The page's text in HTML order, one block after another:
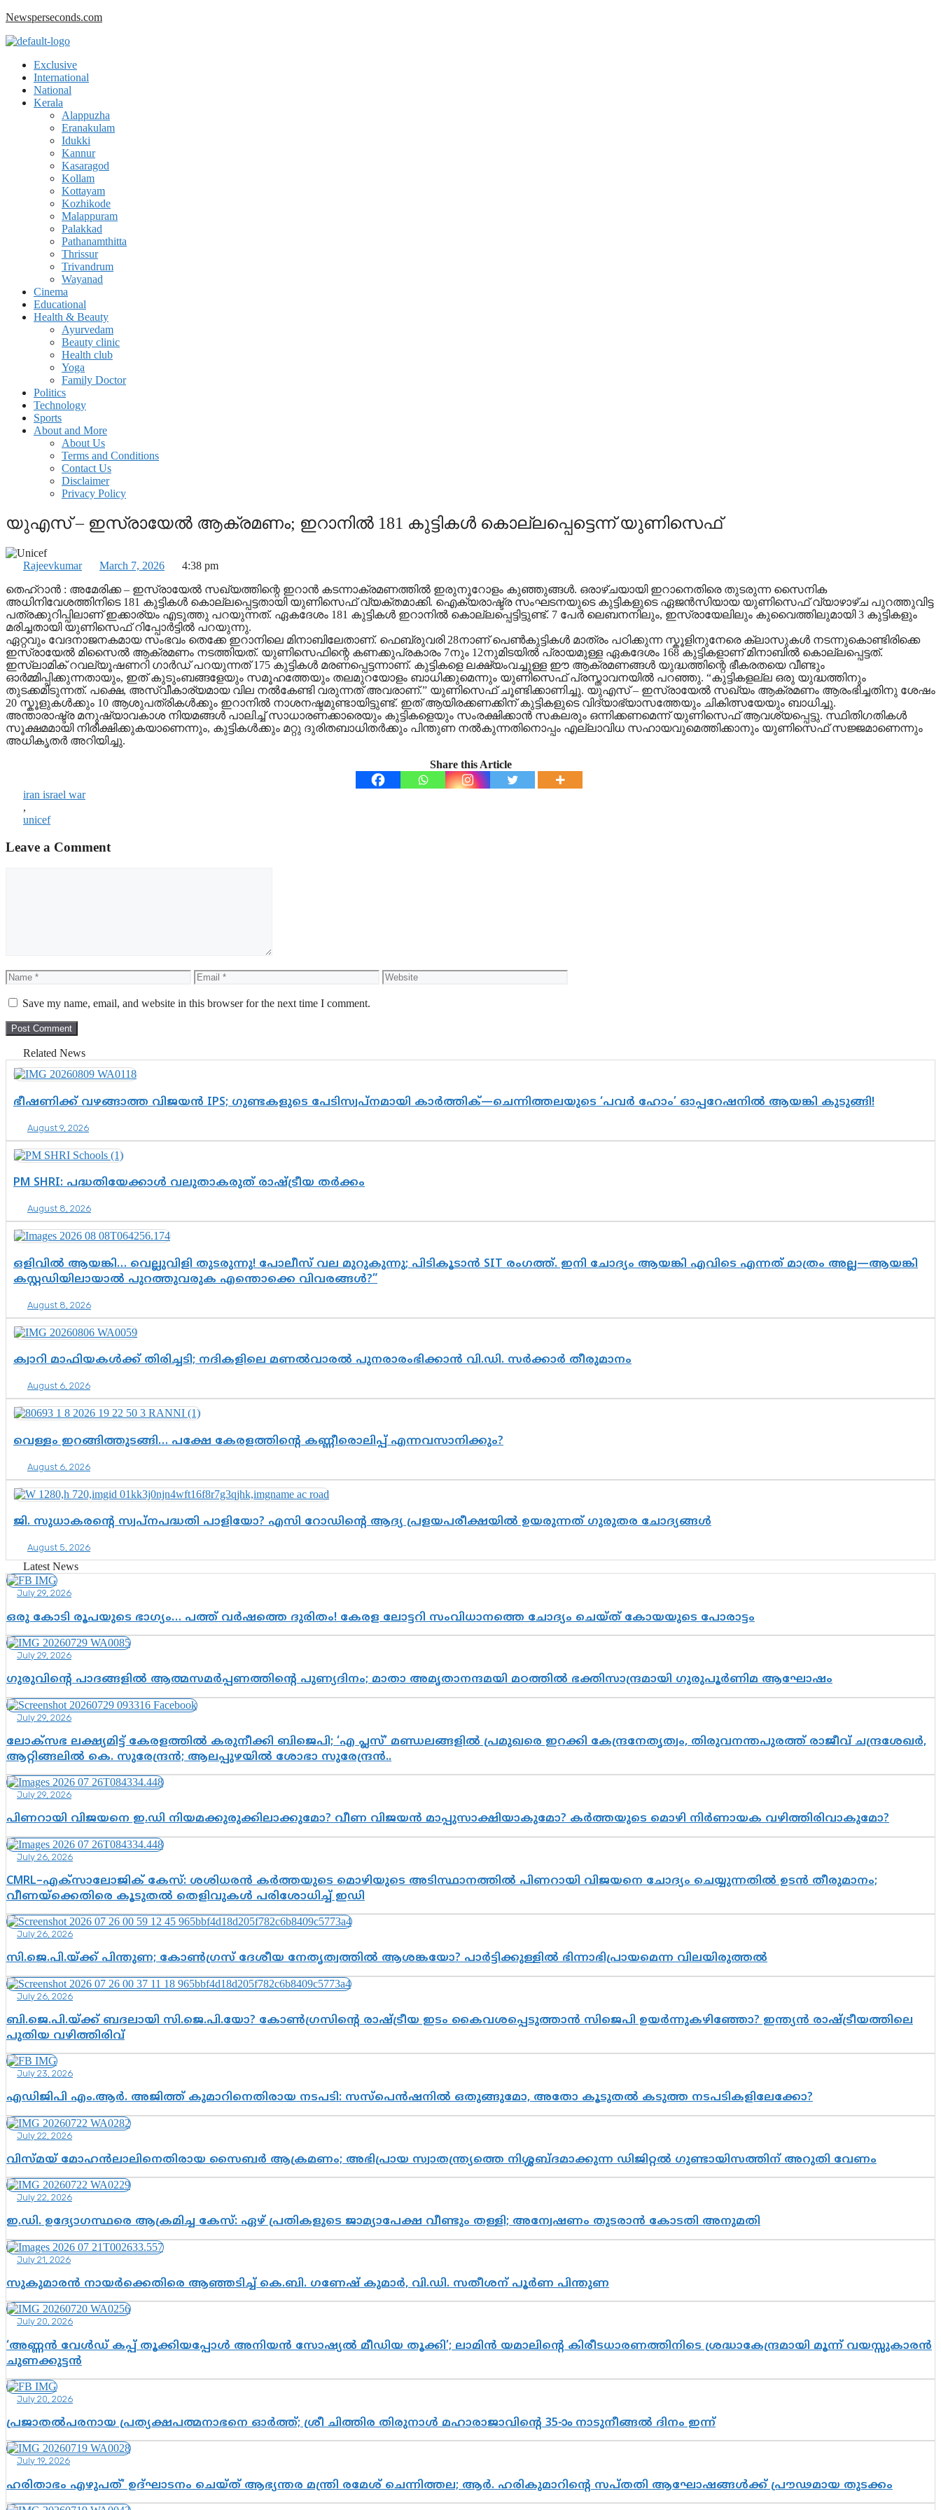
Skip
content
Newsperseconds.com
Menu
Exclusive
International
National
Kerala
Alappuzha
Eranakulam
Idukki
Kannur
Kasaragod
Kollam
Kottayam
Kozhikode
Malappuram
Palakkad
Pathanamthitta
Thrissur
Trivandrum
Wayanad
Cinema
Educational
Health & Beauty
Ayurvedam
Beauty clinic
Health club
Yoga
Family Doctor
Politics
Technology
Sports
About and More
About Us
Terms and Conditions
Contact Us
Disclaimer
Privacy Policy
യുഎസ് – ഇസ്രായേൽ ആക്രമണം; ഇറാനിൽ 181 കുട്ടികൾ കൊല്ലപ്പെട്ടെന്ന് യുണിസെഫ്
Rajeevkumar March 7, 2026
4:38 pm
തെഹ്റാൻ : അമേരിക്ക – ഇസ്രായേൽ സഖ്യത്തിന്റെ ഇറാൻ കടന്നാക്രമണത്തിൽ ഇരുനൂറോളം കുഞ്ഞുങ്ങൾ. ഒരാഴ്ചയായി ഇറാനെതിരെ തുടരുന്ന സൈനിക
അധിനിവേശത്തിനിടെ 181 കുട്ടികൾ കൊല്ലപ്പെട്ടതായി യുണിസെഫ് വ്യക്തമാക്കി. ഐക്യരാഷ്ട്ര സംഘടനയുടെ കുട്ടികളുടെ ഏജൻസിയായ യുണിസെഫ് വ്യാഴാഴ്ച പുറത്തുവിട്ട
പത്രക്കുറിപ്പിലാണ് ഇക്കാര്യം എടുത്തു പറയുന്നത്. ഏകദേശം 181 കുട്ടികൾ ഇറാനിൽ കൊല്ലപ്പെട്ടിട്ടുണ്ട്. 7 പേർ ലെബനനിലും, ഇസ്രായേലിലും കുവൈത്തിലുമായി 3 കുട്ടികളും
മരിച്ചതായി യുണിസെഫ് റിപ്പോർട്ടിൽ പറയുന്നു.
ഏറ്റവും വേദനാജനകമായ സംഭവം തെക്കേ ഇറാനിലെ മിനാബിലേതാണ്. ഫെബ്രുവരി 28നാണ് പെൺകുട്ടികൾ മാത്രം പഠിക്കുന്ന സ്കൂളിനുനേരെ ക്ലാസുകൾ നടന്നുകൊണ്ടിരിക്കെ
ഇസ്രായേൽ മിസൈൽ ആക്രമണം നടത്തിയത്. യുണിസെഫിന്റെ കണക്കുപ്രകാരം 7നും 12നുമിടയിൽ പ്രായമുള്ള ഏകദേശം 168 കുട്ടികളാണ് മിനാബിൽ കൊല്ലപ്പെട്ടത്.
ഇസ്ലാമിക് റവല്യൂഷണറി ഗാർഡ് പറയുന്നത് 175 കുട്ടികൾ മരണപ്പെട്ടന്നാണ്. കുട്ടികളെ ലക്ഷ്യംവച്ചുള്ള ഈ ആക്രമണങ്ങൾ യുദ്ധത്തിന്റെ ഭീകരതയെ വീണ്ടും
ഓർമ്മിപ്പിക്കുന്നതായും, ഇത് കുടുംബങ്ങളേയും സമൂഹത്തേയും തലമുറയോളം ബാധിക്കുമെന്നും യുണിസെഫ് പ്രസ്താവനയിൽ പറഞ്ഞു. “കുട്ടികളല്ല ഒരു യുദ്ധത്തിനും
തുടക്കമിടുന്നത്. പക്ഷെ, അസ്വീകാര്യമായ വില നൽകേണ്ടി വരുന്നത് അവരാണ്.” യുണിസെഫ് ചൂണ്ടിക്കാണിച്ചു. യുഎസ് – ഇസ്രായേൽ സഖ്യം ആക്രമണം ആരംഭിച്ചതിനു ശേഷം
20 സ്കൂളുകൾക്കും 10 ആശുപത്രികൾക്കും ഇറാനിൽ നാശനഷ്ടമുണ്ടായിട്ടുണ്ട്. ഇത് ആയിരക്കണക്കിന് കുട്ടികളുടെ വിദ്യാഭ്യാസത്തേയും ചികിത്സയേയും ബാധിച്ചു.
അന്താരാഷ്ട്ര മനുഷ്യാവകാശ നിയമങ്ങൾ പാലിച്ച് സാധാരണക്കാരെയും കുട്ടികളെയും സംരക്ഷിക്കാൻ സകലരും ഒന്നിക്കണമെന്ന് യുണിസെഫ് ആവശ്യപ്പെട്ടു. സ്ഥിതിഗതികൾ
സൂക്ഷമമായി നിരീക്ഷിക്കുകയാണെന്നും, കുട്ടികൾക്കും മറ്റു ദുരിതബാധിതർക്കും പിന്തുണ നൽകുന്നതിനൊപ്പം എല്ലാവിധ സഹായവുമെത്തിക്കാനും യുണിസെഫ് സജ്ജമാണെന്നും
അധികൃതർ അറിയിച്ചു.
Share this Article
iran israel war
,
unicef
Leave a Comment
Name Email Website
Save my name, email, and website in this browser for the next time I comment.
Related News
ഭീഷണിക്ക് വഴങ്ങാത്ത വിജയൻ IPS; ഗുണ്ടകളുടെ പേടിസ്വപ്നമായി കാർത്തിക്—ചെന്നിത്തലയുടെ ‘പവർ ഹോം’ ഓപ്പറേഷനിൽ ആയങ്കി കുടുങ്ങി!
August 9, 2026
PM SHRI: പദ്ധതിയേക്കാൾ വലുതാകരുത് രാഷ്ട്രീയ തർക്കം
August 8, 2026
ഒളിവിൽ ആയങ്കി… വെല്ലുവിളി തുടരുന്നു! പോലീസ് വല മുറുകുന്നു; പിടികൂടാൻ SIT രംഗത്ത്. ഇനി ചോദ്യം ആയങ്കി എവിടെ എന്നത് മാത്രം അല്ല—ആയങ്കി
കസ്റ്റഡിയിലായാൽ പുറത്തുവരുക എന്തൊക്കെ വിവരങ്ങൾ?”
August 8, 2026
ക്വാറി മാഫിയകൾക്ക് തിരിച്ചടി; നദികളിലെ മണൽവാരൽ പുനരാരംഭിക്കാൻ വി.ഡി. സർക്കാർ തീരുമാനം
August 6, 2026
വെള്ളം ഇറങ്ങിത്തുടങ്ങി… പക്ഷേ കേരളത്തിന്റെ കണ്ണീരൊലിപ്പ് എന്നവസാനിക്കും?
August 6, 2026
ജി. സുധാകരന്റെ സ്വപ്നപദ്ധതി പാളിയോ? എസി റോഡിന്റെ ആദ്യ പ്രളയപരീക്ഷയിൽ ഉയരുന്നത് ഗുരുതര ചോദ്യങ്ങൾ
August 5, 2026
Latest News
July 29, 2026
ഒരു കോടി രൂപയുടെ ഭാഗ്യം… പത്ത് വർഷത്തെ ദുരിതം! കേരള ലോട്ടറി സംവിധാനത്തെ ചോദ്യം ചെയ്ത് കോയയുടെ പോരാട്ടം
July 29, 2026
ഗുരുവിന്റെ പാദങ്ങളിൽ ആത്മസമർപ്പണത്തിന്റെ പുണ്യദിനം; മാതാ അമൃതാനന്ദമയി മഠത്തിൽ ഭക്തിസാന്ദ്രമായി ഗുരുപൂർണിമ ആഘോഷം
July 29, 2026
ലോക്സഭ ലക്ഷ്യമിട്ട് കേരളത്തിൽ കരുനീക്കി ബിജെപി; ‘എ പ്ലസ്’ മണ്ഡലങ്ങളിൽ പ്രമുഖരെ ഇറക്കി കേന്ദ്രനേതൃത്വം, തിരുവനന്തപുരത്ത് രാജീവ് ചന്ദ്രശേഖർ,
ആറ്റിങ്ങലിൽ കെ. സുരേന്ദ്രൻ; ആലപ്പുഴയിൽ ശോഭാ സുരേന്ദ്രൻ..
July 29, 2026
പിണറായി വിജയനെ ഇ.ഡി നിയമക്കുരുക്കിലാക്കുമോ? വീണ വിജയൻ മാപ്പുസാക്ഷിയാകുമോ? കർത്തയുടെ മൊഴി നിർണായക വഴിത്തിരിവാകുമോ?
July 26, 2026
CMRL–എക്‌സാലോജിക് കേസ്: ശശിധരൻ കർത്തയുടെ മൊഴിയുടെ അടിസ്ഥാനത്തിൽ പിണറായി വിജയനെ ചോദ്യം ചെയ്യുന്നതിൽ ഉടൻ തീരുമാനം;
വീണയ്‌ക്കെതിരെ കൂടുതൽ തെളിവുകൾ പരിശോധിച്ച് ഇഡി
July 26, 2026
സി.ജെ.പി.യ്ക്ക് പിന്തുണ; കോൺഗ്രസ് ദേശീയ നേതൃത്വത്തിൽ ആശങ്കയോ? പാർട്ടിക്കുള്ളിൽ ഭിന്നാഭിപ്രായമെന്ന വിലയിരുത്തൽ
July 26, 2026
ബി.ജെ.പി.യ്ക്ക് ബദലായി സി.ജെ.പി.യോ? കോൺഗ്രസിന്റെ രാഷ്ട്രീയ ഇടം കൈവശപ്പെടുത്താൻ സിജെപി ഉയർന്നുകഴിഞ്ഞോ? ഇന്ത്യൻ രാഷ്ട്രീയത്തിലെ
പുതിയ വഴിത്തിരിവ്
July 23, 2026
എഡിജിപി എം.ആർ. അജിത്ത് കുമാറിനെതിരായ നടപടി: സസ്പെൻഷനിൽ ഒതുങ്ങുമോ, അതോ കൂടുതൽ കടുത്ത നടപടികളിലേക്കോ?
July 22, 2026
വിസ്മയ് മോഹൻലാലിനെതിരായ സൈബർ ആക്രമണം; അഭിപ്രായ സ്വാതന്ത്ര്യത്തെ നിശ്ശബ്ദമാക്കുന്ന ഡിജിറ്റൽ ഗുണ്ടായിസത്തിന് അറുതി വേണം
July 22, 2026
ഇ.ഡി. ഉദ്യോഗസ്ഥരെ ആക്രമിച്ച കേസ്: ഏഴ് പ്രതികളുടെ ജാമ്യാപേക്ഷ വീണ്ടും തള്ളി; അന്വേഷണം തുടരാൻ കോടതി അനുമതി
July 21, 2026
സുകുമാരൻ നായർക്കെതിരെ ആഞ്ഞടിച്ച് കെ.ബി. ഗണേഷ് കുമാർ, വി.ഡി. സതീശന് പൂർണ പിന്തുണ
July 20, 2026
‘അണ്ണൻ വേൾഡ് കപ്പ് തൂക്കിയപ്പോൾ അനിയൻ സോഷ്യൽ മീഡിയ തൂക്കി’; ലാമിൻ യമാലിന്റെ കിരീടധാരണത്തിനിടെ ശ്രദ്ധാകേന്ദ്രമായി മൂന്ന് വയസ്സുകാരൻ
ചുണക്കുട്ടൻ
July 20, 2026
പ്രജാതൽപരനായ പ്രത്യക്ഷപത്മനാഭനെ ഓർത്ത്; ശ്രീ ചിത്തിര തിരുനാൾ മഹാരാജാവിന്റെ 35-ാം നാടുനീങ്ങൽ ദിനം ഇന്ന്
July 19, 2026
ഹരിതാഭം എഴുപത്’ ഉദ്ഘാടനം ചെയ്ത് ആഭ്യന്തര മന്ത്രി രമേശ് ചെന്നിത്തല; ആർ. ഹരികുമാറിന്റെ സപ്തതി ആഘോഷങ്ങൾക്ക് പ്രൗഢമായ തുടക്കം